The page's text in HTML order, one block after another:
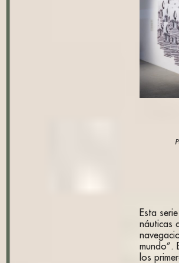
Esta
náuticas
mundo”.
los